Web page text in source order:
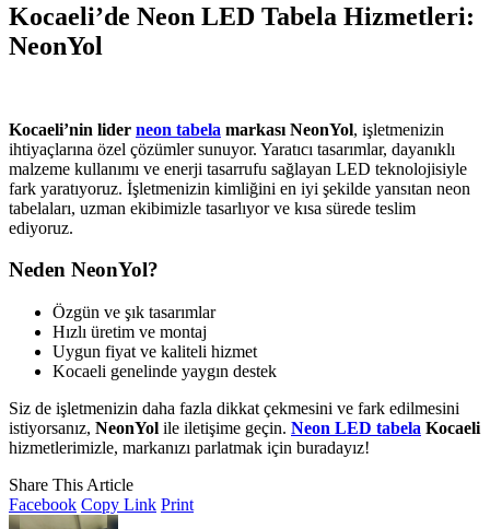
Kocaeli’de Neon LED Tabela Hizmetleri:
NeonYol
Kocaeli’nin lider neon tabela markası NeonYol, işletmenizin
ihtiyaçlarına özel çözümler sunuyor. Yaratıcı tasarımlar, dayanıklı
malzeme kullanımı ve enerji tasarrufu sağlayan LED teknolojisiyle
fark yaratıyoruz. İşletmenizin kimliğini en iyi şekilde yansıtan neon
tabelaları, uzman ekibimizle tasarlıyor ve kısa sürede teslim
ediyoruz.
Neden NeonYol?
Özgün ve şık tasarımlar
Hızlı üretim ve montaj
Uygun fiyat ve kaliteli hizmet
Kocaeli genelinde yaygın destek
Siz de işletmenizin daha fazla dikkat çekmesini ve fark edilmesini
istiyorsanız, NeonYol ile iletişime geçin. Neon LED tabela Kocaeli
hizmetlerimizle, markanızı parlatmak için buradayız!
Share This Article
Facebook Copy Link Print